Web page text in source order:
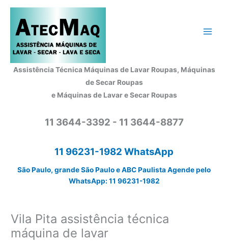
Assistência Técnica Máquinas de Lavar Roupas, Máquinas
de Secar Roupas
e Máquinas de Lavar e Secar Roupas
11 3644-3392 - 11 3644-8877
11 96231-1982 WhatsApp
São Paulo, grande São Paulo e ABC Paulista Agende pelo
WhatsApp: 11 96231-1982
Vila Pita assistência técnica
máquina de lavar